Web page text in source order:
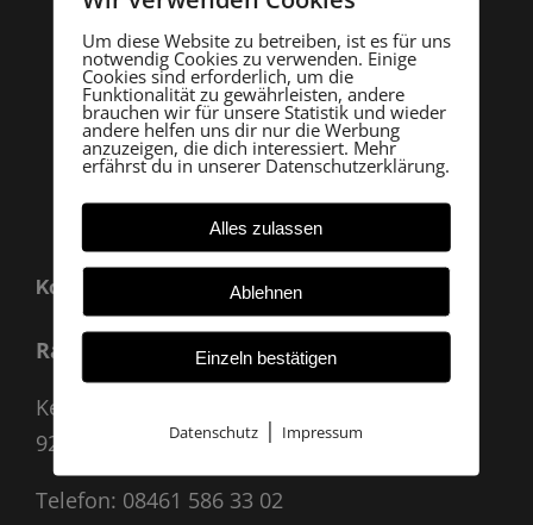
Kontakt
Rasch Archäologie
Kevenhüll A 33
92339 Beilngries
Telefon: 08461 586 33 02
Um diese Website zu betreiben, ist es für uns
notwendig Cookies zu verwenden. Einige
Cookies sind erforderlich, um die
Funktionalität zu gewährleisten, andere
brauchen wir für unsere Statistik und wieder
andere helfen uns dir nur die Werbung
anzuzeigen, die dich interessiert. Mehr
erfährst du in unserer Datenschutzerklärung.
Alles zulassen
Ablehnen
Einzeln bestätigen
Datenschutz | Impressum